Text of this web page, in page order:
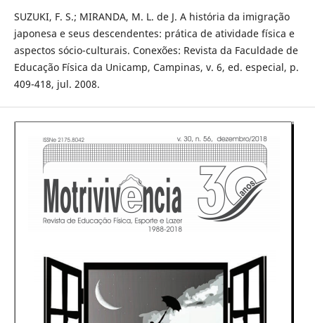
SUZUKI, F. S.; MIRANDA, M. L. de J. A história da imigração
japonesa e seus descendentes: prática de atividade física e
aspectos sócio-culturais. Conexões: Revista da Faculdade de
Educação Física da Unicamp, Campinas, v. 6, ed. especial, p.
409-418, jul. 2008.